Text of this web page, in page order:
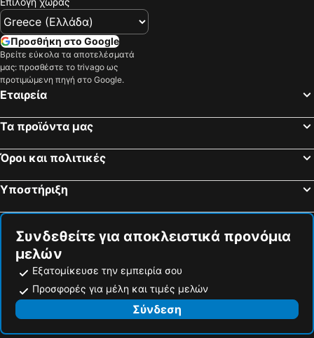
Προσθήκη στο Google
Βρείτε εύκολα τα αποτελέσματά
μας: προσθέστε το trivago ως
προτιμώμενη πηγή στο Google.
Εταιρεία
Τα προϊόντα μας
Όροι και πολιτικές
Υποστήριξη
Συνδεθείτε για αποκλειστικά προνόμια
μελών
Εξατομίκευσε την εμπειρία σου
Προσφορές για μέλη και τιμές μελών
Σύνδεση